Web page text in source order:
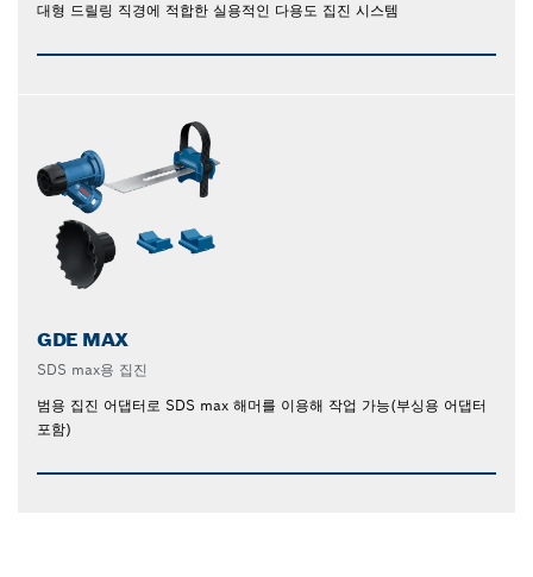
대형 드릴링 직경에 적합한 실용적인 다용도 집진 시스템
GDE MAX
SDS max용 집진
범용 집진 어댑터로 SDS max 해머를 이용해 작업 가능(부싱용 어댑터
포함)